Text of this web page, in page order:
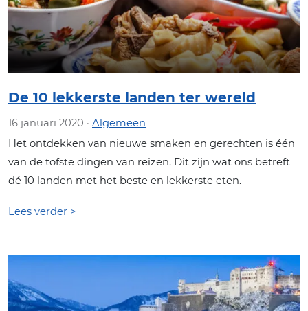
De 10 lekkerste landen ter wereld
16 januari 2020 · Algemeen
Het ontdekken van nieuwe smaken en gerechten is één
van de tofste dingen van reizen. Dit zijn wat ons betreft
dé 10 landen met het beste en lekkerste eten.
Lees verder >